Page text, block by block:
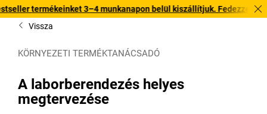
3–4 munkanapon belül kiszállítjuk. Fedezze fel gyors
Vissza
KÖRNYEZETI TERMÉKTANÁCSADÓ
A laborberendezés helyes
megtervezése